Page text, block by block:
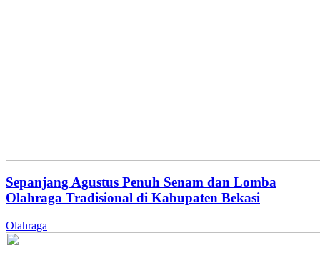
Sepanjang Agustus Penuh Senam dan Lomba
Olahraga Tradisional di Kabupaten Bekasi
Olahraga